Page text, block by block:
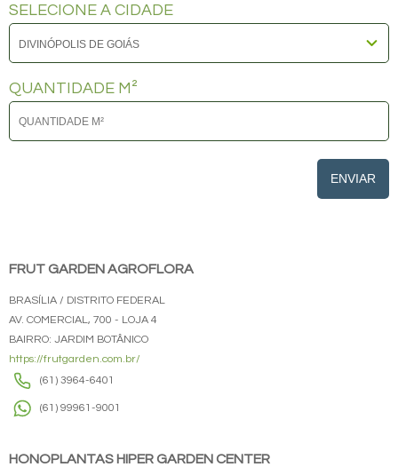
SELECIONE A CIDADE
QUANTIDADE M²
ENVIAR
FRUT GARDEN AGROFLORA
BRASÍLIA / DISTRITO FEDERAL
AV. COMERCIAL, 700 - LOJA 4
BAIRRO: JARDIM BOTÂNICO
https://frutgarden.com.br/
(61) 3964-6401
(61) 99961-9001
HONOPLANTAS HIPER GARDEN CENTER